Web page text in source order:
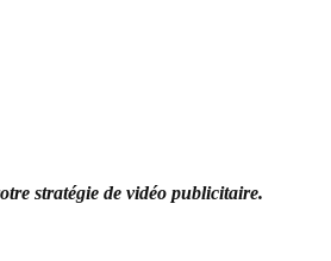
stratégie de vidéo publicitaire.